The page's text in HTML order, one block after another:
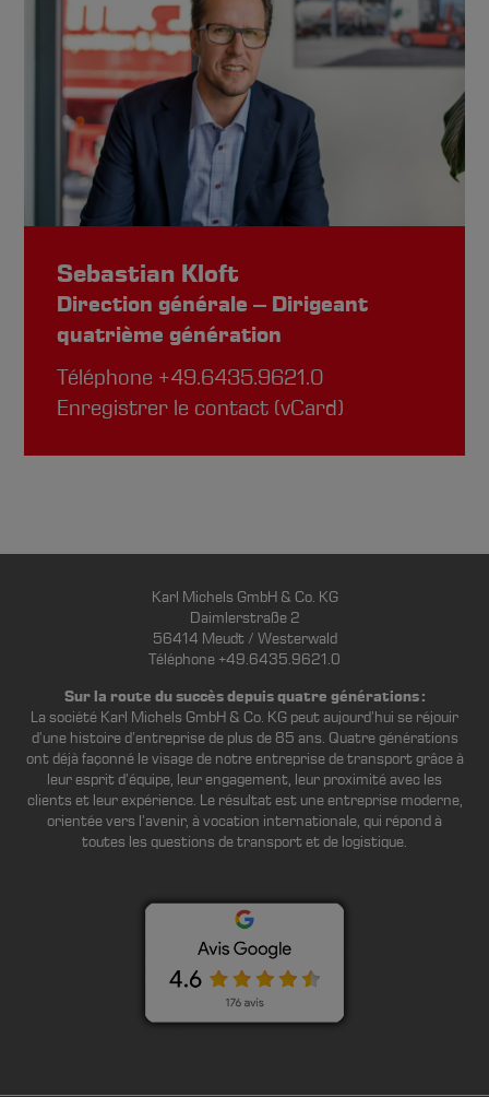
Sebastian Kloft
Direction générale – Dirigeant
quatrième génération
Téléphone +49.6435.9621.0
Enregistrer le contact (vCard)
Karl Michels GmbH & Co. KG
Daimlerstraße 2
56414 Meudt / Westerwald
Téléphone +49.6435.9621.0
Sur la route du succès depuis quatre générations :
La société Karl Michels GmbH & Co. KG peut aujourd’hui se réjouir
d’une histoire d’entreprise de plus de 85 ans. Quatre générations
ont déjà façonné le visage de notre entreprise de transport grâce à
leur esprit d’équipe, leur engagement, leur proximité avec les
clients et leur expérience. Le résultat est une entreprise moderne,
orientée vers l’avenir, à vocation internationale, qui répond à
toutes les questions de transport et de logistique.